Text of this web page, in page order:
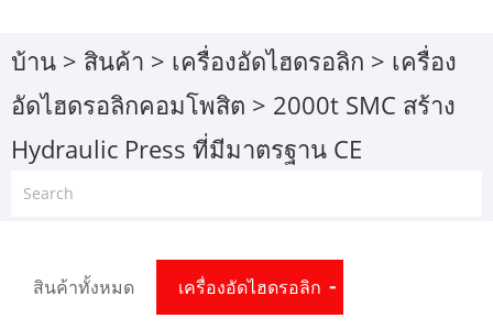
บ้าน > สินค้า > เครื่องอัดไฮดรอลิก > เครื่อง
อัดไฮดรอลิกคอมโพสิต > 2000t SMC สร้าง
Hydraulic Press ที่มีมาตรฐาน CE
สินค้าทั้งหมด เครื่องอัดไฮดรอลิก